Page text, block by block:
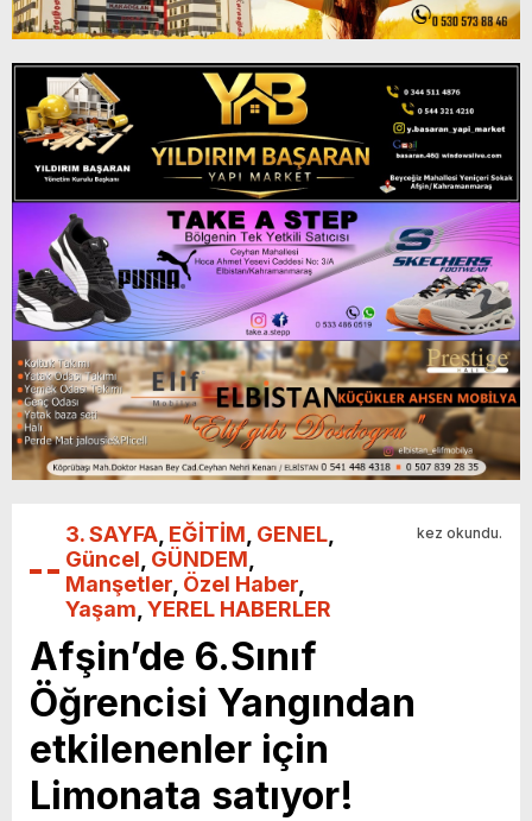
3. SAYFA EĞİTİM GENEL
Güncel GÜNDEM
Manşetler Özel Haber
Yaşam YEREL HABERLER
kez okundu.
Afşin’de 6.Sınıf
Öğrencisi Yangından
etkilenenler için
Limonata satıyor!